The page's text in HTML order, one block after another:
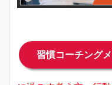
習慣コーチング